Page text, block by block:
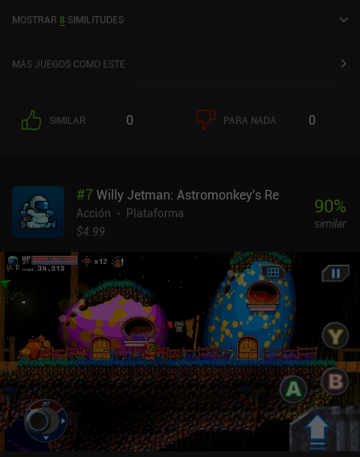
enemigos, descubriendo zonas secretas y mucho más. Aunque el
objetivos opcionales que se centran en el tiempo de finalización, el
que es casi imposible conseguirlos todos en el primer intento. Los
sencillos controles nos permiten correr, saltar, apuntar y disparar.
superduro, ya que podemos revivir casi exactamente donde
morimos. A medida que avanzamos, encontramos y mejoramos
nuevas armas, de las que podemos equipar tres a la vez. La
conservarla con cuidado. Pero encontramos más a medida que
avanzamos, y podemos comprar armas y munición adicionales en
las tiendas que aparecen a lo largo del juego. Zombotron es
increíblemente atmosférico, y especialmente la iluminación y los
efectos tienen un aspecto fantástico. Además, cada nivel continúa
directamente en el siguiente, lo que hace que parezca un mundo
abierto coherente. El juego cuenta con un único capítulo de 11
niveles que termina con un combate contra un jefe, pero hay dos
capítulos adicionales en desarrollo. Zombotron Re-Boot se
monetiza mediante anuncios después de cada nivel, sin iAP para
eliminarlos. No hay duda de que es el mejor juego de plataformas
que he jugado este año.
MOSTRAR 8 SIMILITUDES
MÁS JUEGOS COMO ESTE
SIMILAR 0 PARA NADA 0
#7Willy Jetman: Astromonkey's Re
Acción
Plataforma
$4.99
90%
similar